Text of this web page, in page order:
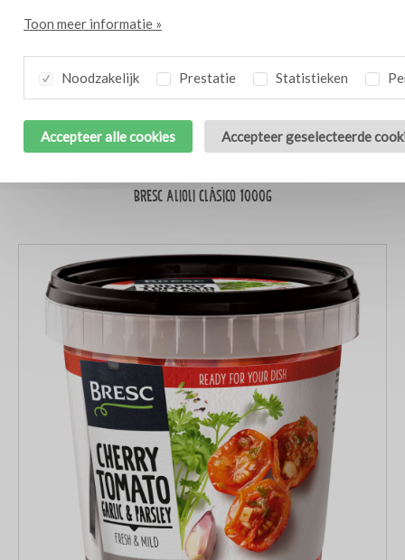
Toon meer informatie »
Noodzakelijk Prestatie Statistieken
Accepteer alle cookies Accepteer geselecteerde
Bresc Alioli Clásico 1000g